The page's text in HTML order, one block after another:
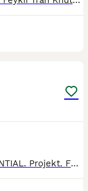
‼️TINGAD‼️ ✨Disa från Bakkerne✨ Sto med POTENTIAL. Projekt. F2014, danskfödd. Väldigt fin stam. EJ för nybörjare. Behöver en trygg, lugn, säker och kunnig ryttare. Enmannahäst. 5 gångare. Fi